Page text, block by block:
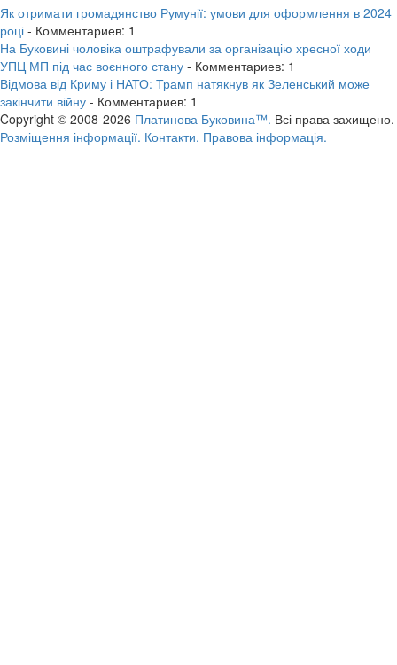
Як отримати громадянство Румунії: умови для оформлення в 2024
році - Комментариев: 1
На Буковині чоловіка оштрафували за організацію хресної ходи
УПЦ МП під час воєнного стану - Комментариев: 1
Відмова від Криму і НАТО: Трамп натякнув як Зеленський може
закінчити війну - Комментариев: 1
Copyright © 2008-2026 Платинова Буковина™. Всі права захищено.
Розміщення інформації. Контакти. Правова інформація.